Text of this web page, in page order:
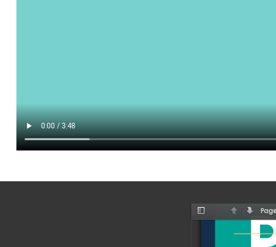
Siguiente